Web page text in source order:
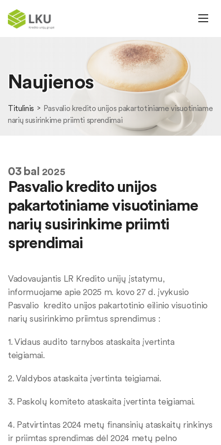
Naujienos
Titulinis
Pasvalio kredito unijos pakartotiniame visuotiniame
narių susirinkime priimti sprendimai
03bal 2025
Pasvalio kredito unijos
pakartotiniame visuotiniame
narių susirinkime priimti
sprendimai
Vadovaujantis LR Kredito unijų įstatymu,
informuojame apie 2025 m. kovo 27 d. įvykusio
Pasvalio kredito unijos pakartotinio eilinio visuotinio
narių susirinkimo priimtus sprendimus :
1. Vidaus audito tarnybos ataskaita įvertinta
teigiamai.
2. Valdybos ataskaita įvertinta teigiamai.
3. Paskolų komiteto ataskaita įvertinta teigiamai.
4. Patvirtintas 2024 metų finansinių ataskaitų rinkinys
ir priimtas sprendimas dėl 2024 metų pelno